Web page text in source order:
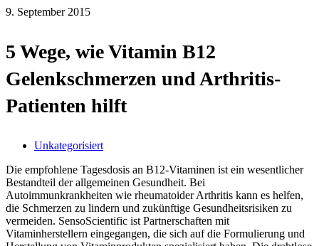
9. September 2015
5 Wege, wie Vitamin B12
Gelenkschmerzen und Arthritis-
Patienten hilft
Unkategorisiert
Die empfohlene Tagesdosis an B12-Vitaminen ist ein wesentlicher
Bestandteil der allgemeinen Gesundheit. Bei
Autoimmunkrankheiten wie rheumatoider Arthritis kann es helfen,
die Schmerzen zu lindern und zukünftige Gesundheitsrisiken zu
vermeiden. SensoScientific ist Partnerschaften mit
Vitaminherstellern eingegangen, die sich auf die Formulierung und